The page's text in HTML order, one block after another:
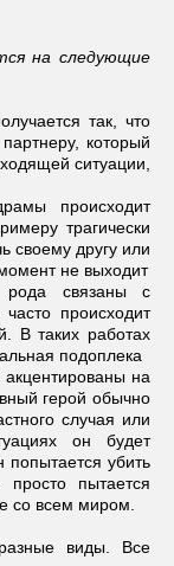
на следующие
так, что
который
ситуации,
происходит
трагически
своему другу или
не выходит
связаны с
происходит
В таких работах
подоплека
на
герой обычно
случая или
он будет
убить
пытается
со всем миром.
виды. Все